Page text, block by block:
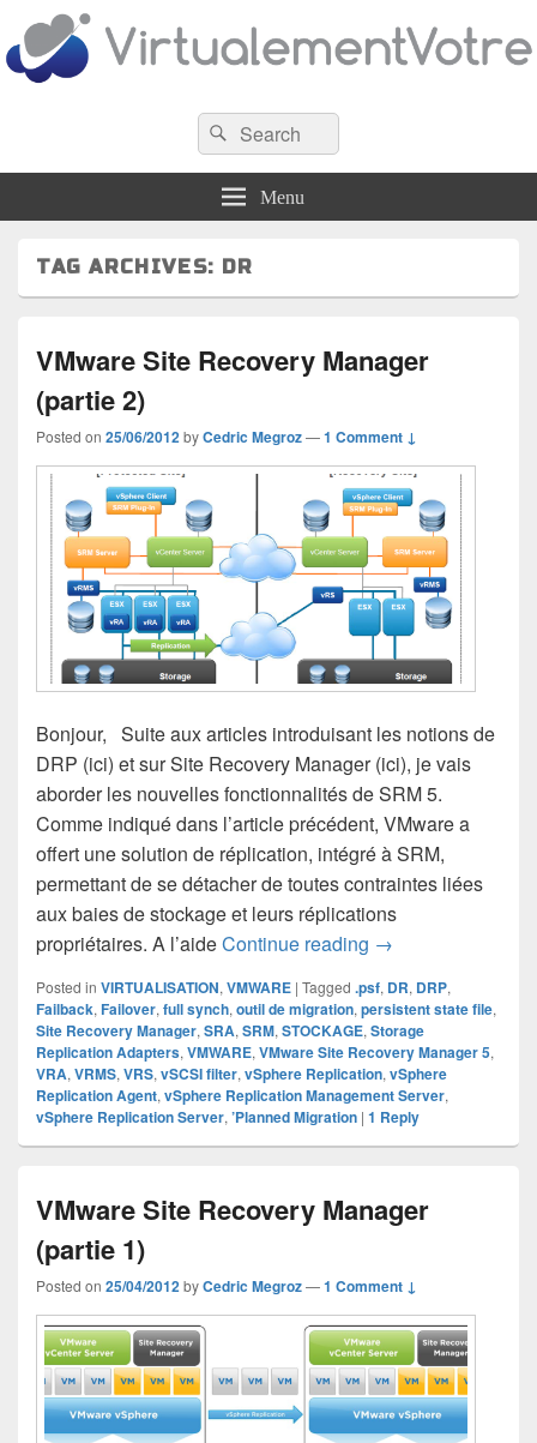
VirtualementVotre
Blog francophone sur la virtualisation
Search
for:
Search
Menu
TAG ARCHIVES: DR
VMware Site Recovery Manager
(partie 2)
Posted on 25/06/2012 byCedric Megroz—1 Comment ↓
Bonjour, Suite aux articles introduisant les notions de
DRP (ici) et sur Site Recovery Manager (ici), je vais
aborder les nouvelles fonctionnalités de SRM 5.
Comme indiqué dans l’article précédent, VMware a
offert une solution de réplication, intégré à SRM,
permettant de se détacher de toutes contraintes liées
aux baies de stockage et leurs réplications
propriétaires. A l’aideContinue reading VMware Site
→
Posted in VIRTUALISATION, VMWARE | Tagged .psf, DR, DRP,
Failback, Failover, full synch, outil de migration, persistent state file,
Site Recovery Manager, SRA, SRM, STOCKAGE, Storage
Replication Adapters, VMWARE, VMware Site Recovery Manager 5,
VRA, VRMS, VRS, vSCSI filter, vSphere Replication, vSphere
Replication Agent, vSphere Replication Management Server,
vSphere Replication Server, ’Planned Migration | 1 Reply
VMware Site Recovery Manager
(partie 1)
Posted on 25/04/2012byCedric Megroz—1 Comment ↓